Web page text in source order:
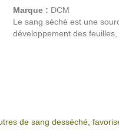
Marque : DCM
Le sang séché est une
développement des
de sang desséché,